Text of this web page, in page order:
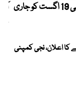
کیریبین پریمیئر لیگ ، قومی کرکٹرز کو این او سی 19 اگست کو جاری
کرنے کا اعلان، نجی کمپنی